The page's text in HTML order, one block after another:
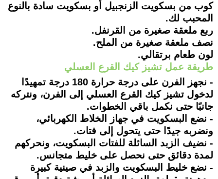
كوب من بسكويت الزنجبيل أو بسكويت سادة بالنوع
المحبب لك.
ربع ملعقة صغيرة من القرنفل.
نصف ملعقة صغيرة من الملح.
لون طعام برتقالي.
طريقة عمل تشيز كيك القرع العسلي
- نجهز الفرن على درجة حرارة 180 درجة تمهيدًا
لدخول تشيز كيك القرع العسلي إلى الفرن، ونتركه
جانبًا حتى نكمل باقي الخطوات.
- نضع البسكويت في جهاز الخلاط الكهربائي،
ونضربه جيدًا حتى يتحول إلى فتات.
- نضيف الزبد السائلة للفتات البسكويت، ونحركهم
لمدة دقائق حتى نحصل على خليط متجانس.
- نضع خليط البسكويت والزبد في صينية كبيرة